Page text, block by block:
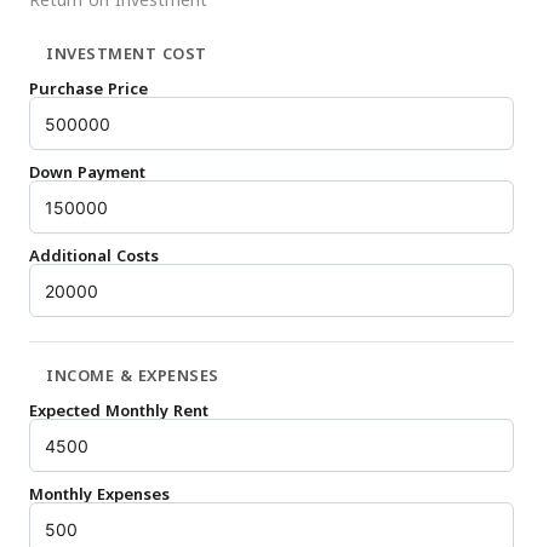
INVESTMENT COST
Purchase Price
Down Payment
Additional Costs
INCOME & EXPENSES
Expected Monthly Rent
Monthly Expenses